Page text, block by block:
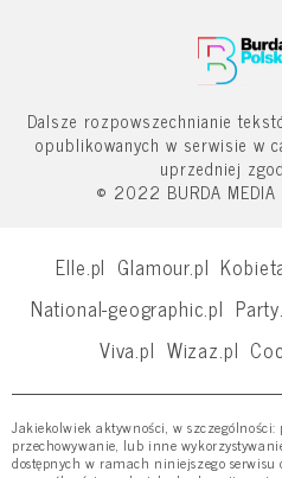
Dalsze rozpowszechnianie
opublikowanych w serwisie w
uprzedniej
© 2022 BURDA MEDIA
Elle.pl Glamour.pl
National-geographic.pl
Viva.pl Wizaz.pl
Jakiekolwiek aktywności, w
przechowywanie, lub inne
dostępnych w ramach niniejszego serwisu